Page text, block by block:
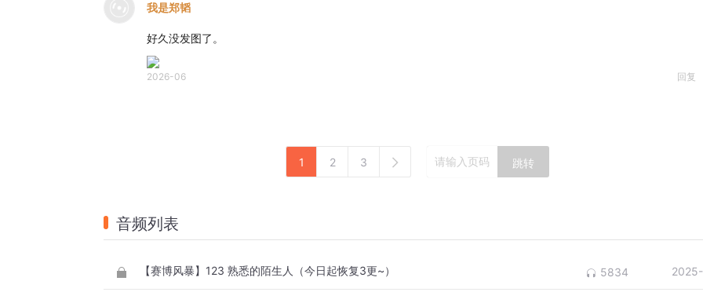
我是郑韬
好久没发图了。
2026-06 回复
1 2 3 跳转
音频列表
【赛博风暴】123 熟悉的陌生人（今日起恢复3更~） 5834